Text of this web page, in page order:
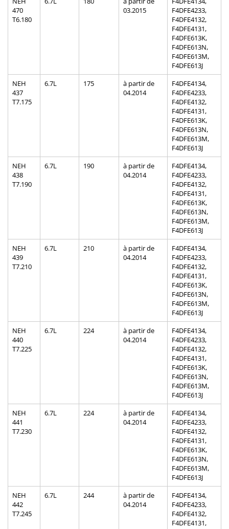
470
T6.180
03.2015
F4DFE4233,
F4DFE4132,
F4DFE4131,
F4DFE613K,
F4DFE613N,
F4DFE613M,
F4DFE613J
NEH
437
T7.175
6.7L 175
à partir de
04.2014
F4DFE4134,
F4DFE4233,
F4DFE4132,
F4DFE4131,
F4DFE613K,
F4DFE613N,
F4DFE613M,
F4DFE613J
NEH
438
T7.190
6.7L 190
à partir de
04.2014
F4DFE4134,
F4DFE4233,
F4DFE4132,
F4DFE4131,
F4DFE613K,
F4DFE613N,
F4DFE613M,
F4DFE613J
NEH
439
T7.210
6.7L 210
à partir de
04.2014
F4DFE4134,
F4DFE4233,
F4DFE4132,
F4DFE4131,
F4DFE613K,
F4DFE613N,
F4DFE613M,
F4DFE613J
NEH
440
T7.225
6.7L 224
à partir de
04.2014
F4DFE4134,
F4DFE4233,
F4DFE4132,
F4DFE4131,
F4DFE613K,
F4DFE613N,
F4DFE613M,
F4DFE613J
NEH
441
T7.230
6.7L 224
à partir de
04.2014
F4DFE4134,
F4DFE4233,
F4DFE4132,
F4DFE4131,
F4DFE613K,
F4DFE613N,
F4DFE613M,
F4DFE613J
NEH
442
T7.245
6.7L 244
à partir de
04.2014
F4DFE4134,
F4DFE4233,
F4DFE4132,
F4DFE4131,